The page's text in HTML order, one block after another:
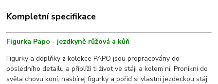
Kompletní specifikace
Figurka Papo - jezdkyně růžová a kůň
Figurky a doplňky z kolekce PAPO jsou propracovány do
posledního detailu a přiblíží ti život ve stáji a kolem ní. Pronikni do
světa chovu koní, nasbírej figurky a pořiď si vlastní jezdeckou stáj.